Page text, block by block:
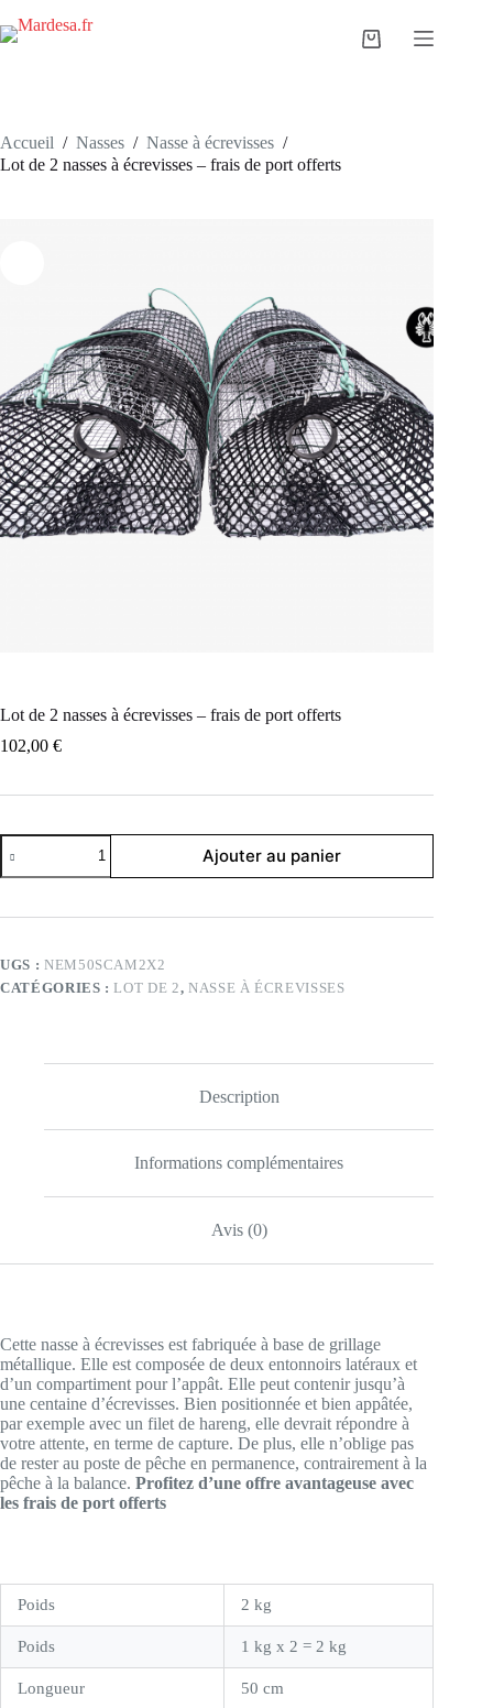
au
contenu
Panier
Accueil / Nasses / Nasse à écrevisses /
Lot de 2 nasses à écrevisses – frais de port offerts
Lot de 2 nasses à écrevisses – frais de port offerts
102,00 €
quantité
de
Lot
2
écrevisses
-
Ajouter au panier
UGS : NEM50SCAM2X2
CATÉGORIES :LOT DE 2, NASSE À ÉCREVISSES
Description
Informations complémentaires
Avis (0)
Cette nasse à écrevisses est fabriquée à base de grillage
métallique. Elle est composée de deux entonnoirs latéraux et
d’un compartiment pour l’appât. Elle peut contenir jusqu’à
une centaine d’écrevisses. Bien positionnée et bien appâtée,
par exemple avec un filet de hareng, elle devrait répondre à
votre attente, en terme de capture. De plus, elle n’oblige pas
de rester au poste de pêche en permanence, contrairement à la
pêche à la balance. Profitez d’une offre avantageuse avec
les frais de port offerts
Poids 2 kg
Poids 1 kg x 2 = 2 kg
Longueur 50 cm